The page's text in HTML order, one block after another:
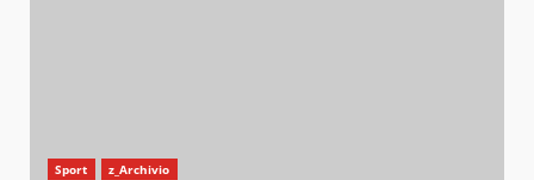
Sport z_Archivio